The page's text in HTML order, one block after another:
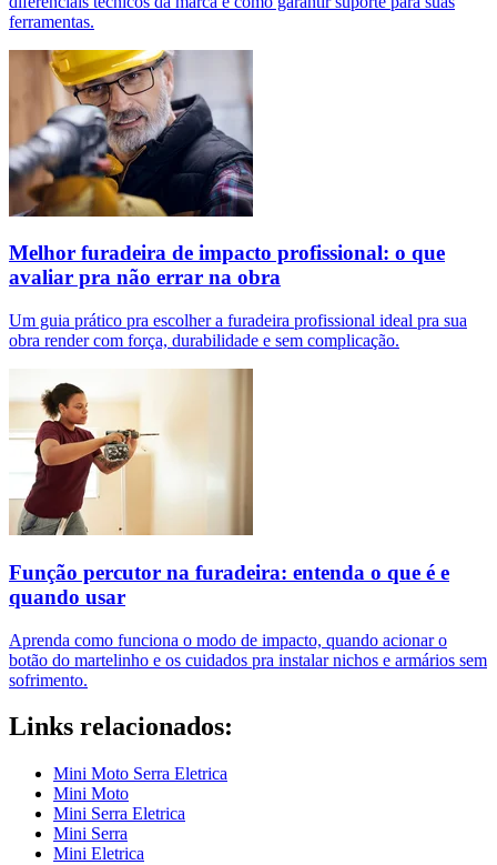
ferramentas.
Melhor furadeira de impacto profissional: o que
avaliar pra não errar na obra
Um guia prático pra escolher a furadeira profissional ideal pra sua
obra render com força, durabilidade e sem complicação.
Função percutor na furadeira: entenda o que é e
quando usar
Aprenda como funciona o modo de impacto, quando acionar o
botão do martelinho e os cuidados pra instalar nichos e armários sem
sofrimento.
Links relacionados:
Mini Moto Serra Eletrica
Mini Moto
Mini Serra Eletrica
Mini Serra
Mini Eletrica